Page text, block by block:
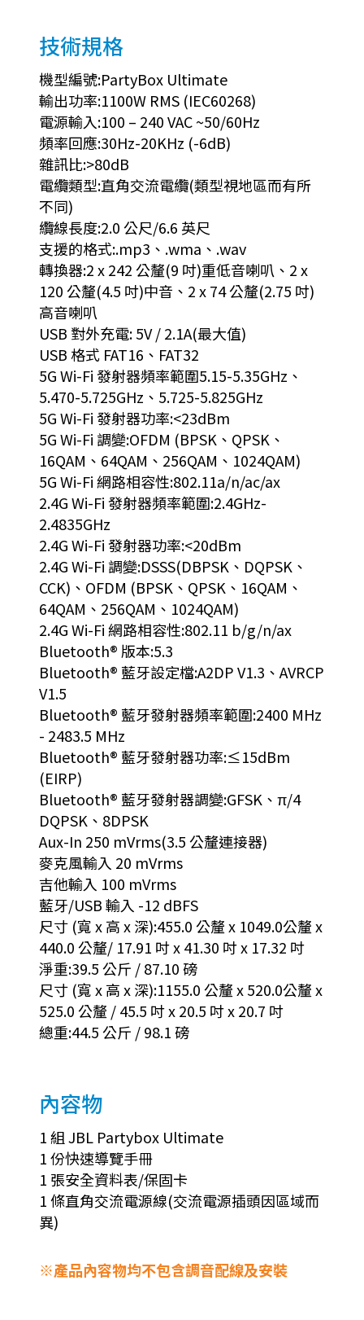
技術規格
機型編號:PartyBox Ultimate
輸出功率:1100W RMS (IEC60268)
電源輸入:100 – 240 VAC ~50/60Hz
頻率回應:30Hz-20KHz (-6dB)
雜訊比:>80dB
電纜類型:直角交流電纜(類型視地區而有所
不同)
纜線長度:2.0 公尺/6.6 英尺
支援的格式:.mp3、.wma、.wav
轉換器:2 x 242 公釐(9 吋)重低音喇叭、2 x
120 公釐(4.5 吋)中音、2 x 74 公釐(2.75 吋)
高音喇叭
USB 對外充電: 5V / 2.1A(最大值)
USB 格式 FAT16、FAT32
5G Wi-Fi 發射器頻率範圍5.15-5.35GHz、
5.470-5.725GHz、5.725-5.825GHz
5G Wi-Fi 發射器功率:<23dBm
5G Wi-Fi 調變:OFDM (BPSK、QPSK、
16QAM、64QAM、256QAM、1024QAM)
5G Wi-Fi 網路相容性:802.11a/n/ac/ax
2.4G Wi-Fi 發射器頻率範圍:2.4GHz-
2.4835GHz
2.4G Wi-Fi 發射器功率:<20dBm
2.4G Wi-Fi 調變:DSSS(DBPSK、DQPSK、
CCK)、OFDM (BPSK、QPSK、16QAM、
64QAM、256QAM、1024QAM)
2.4G Wi-Fi 網路相容性:802.11 b/g/n/ax
Bluetooth® 版本:5.3
Bluetooth® 藍牙設定檔:A2DP V1.3、AVRCP
V1.5
Bluetooth® 藍牙發射器頻率範圍:2400 MHz
- 2483.5 MHz
Bluetooth® 藍牙發射器功率:≤15dBm
(EIRP)
Bluetooth® 藍牙發射器調變:GFSK、π/4
DQPSK、8DPSK
Aux-In 250 mVrms(3.5 公釐連接器)
麥克風輸入 20 mVrms
吉他輸入 100 mVrms
藍牙/USB 輸入 -12 dBFS
尺寸 (寬 x 高 x 深):455.0 公釐 x 1049.0公釐 x
440.0 公釐/ 17.91 吋 x 41.30 吋 x 17.32 吋
淨重:39.5 公斤 / 87.10 磅
尺寸 (寬 x 高 x 深):1155.0 公釐 x 520.0公釐 x
525.0 公釐 / 45.5 吋 x 20.5 吋 x 20.7 吋
總重:44.5 公斤 / 98.1 磅
內容物
1 組 JBL Partybox Ultimate
1 份快速導覽手冊
1 張安全資料表/保固卡
1 條直角交流電源線(交流電源插頭因區域而
異)
※產品內容物均不包含調音配線及安裝